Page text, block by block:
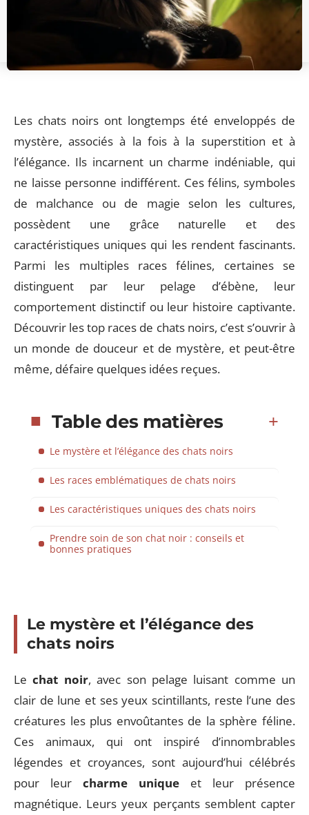
Les chats noirs ont longtemps été enveloppés de
mystère, associés à la fois à la superstition et à
l’élégance. Ils incarnent un charme indéniable, qui
ne laisse personne indifférent. Ces félins, symboles
de malchance ou de magie selon les cultures,
possèdent une grâce naturelle et des
caractéristiques uniques qui les rendent fascinants.
Parmi les multiples races félines, certaines se
distinguent par leur pelage d’ébène, leur
comportement distinctif ou leur histoire captivante.
Découvrir les top races de chats noirs, c’est s’ouvrir à
un monde de douceur et de mystère, et peut-être
même, défaire quelques idées reçues.
Table des matières
Le mystère et l’élégance des chats noirs
Les races emblématiques de chats noirs
Les caractéristiques uniques des chats noirs
Prendre soin de son chat noir : conseils et
bonnes pratiques
Le mystère et l’élégance des
chats noirs
Lechat noir, avec son pelage luisant comme un
clair de lune et ses yeux scintillants, reste l’une des
créatures les plus envoûtantes de la sphère féline.
Ces animaux, qui ont inspiré d’innombrables
légendes et croyances, sont aujourd’hui célébrés
pour leur charme unique et leur présence
magnétique. Leurs yeux perçants semblent capter